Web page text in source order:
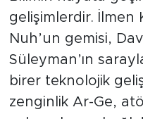
Bilimin hayata
gelişimlerdir. İlmen
Nuh’un gemisi,
Süleyman’ın
birer teknolojik